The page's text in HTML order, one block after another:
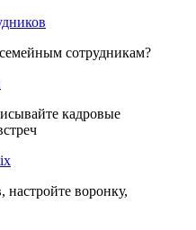
сотрудникам?
кадровые
настройте воронку,